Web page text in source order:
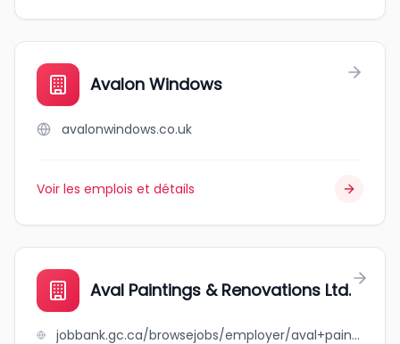
Avalon Windows
avalonwindows.co.uk
Voir les emplois et détails
Aval Paintings & Renovations Ltd.
jobbank.gc.ca/browsejobs/employer/aval+paintings+%26+renovations+ltd./ca